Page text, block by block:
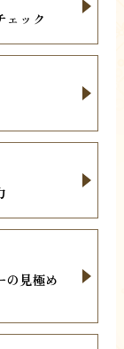
ェック
の見極め